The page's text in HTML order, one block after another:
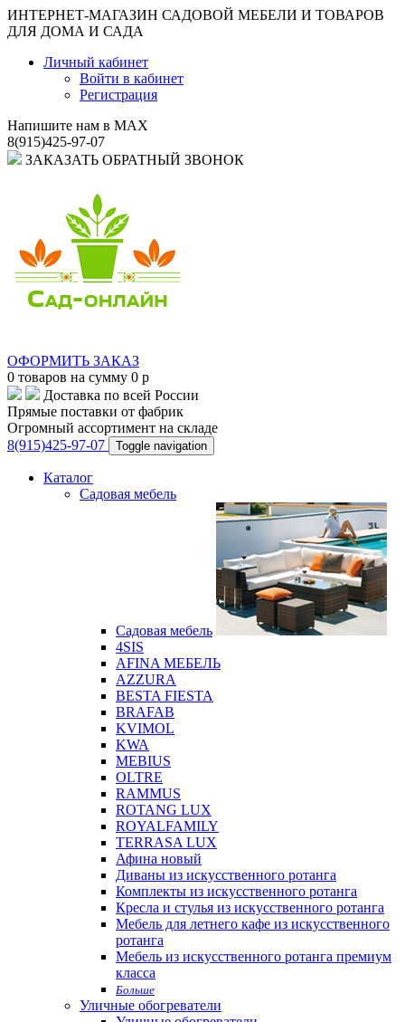
ИНТЕРНЕТ-МАГАЗИН САДОВОЙ МЕБЕЛИ И ТОВАРОВ
ДЛЯ ДОМА И САДА
Личный кабинет
Войти в кабинет
Регистрация
Напишите нам в MAX
8(915)425-97-07
ЗАКАЗАТЬ ОБРАТНЫЙ ЗВОНОК
ОФОРМИТЬ ЗАКАЗ
0 товаров на сумму 0 p
Доставка по всей России
Прямые поставки от фабрик
Огромный ассортимент на складе
8(915)425-97-07
Toggle navigation
Каталог
Садовая мебель
Садовая мебель
4SIS
AFINA МЕБЕЛЬ
AZZURA
BESTA FIESTA
BRAFAB
KVIMOL
KWA
MEBIUS
OLTRE
RAMMUS
ROTANG LUX
ROYALFAMILY
TERRASA LUX
Афина новый
Диваны из искусственного ротанга
Комплекты из искусственного ротанга
Кресла и стулья из искусственного ротанга
Мебель для летнего кафе из искусственного
ротанга
Мебель из искусственного ротанга премиум
класса
Больше
Уличные обогреватели